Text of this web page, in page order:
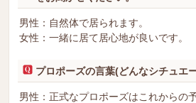
男性：自然体で居られます。
女性：一緒に居て居心地が良いです。
プロポーズの言葉(どんなシチュエ
男性：正式なプロポーズはこれからの